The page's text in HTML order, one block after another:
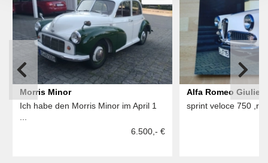
Morris Minor
Ich habe den Morris Minor im April 1
...
6.500,- €
Alfa Romeo
sprint veloce 750